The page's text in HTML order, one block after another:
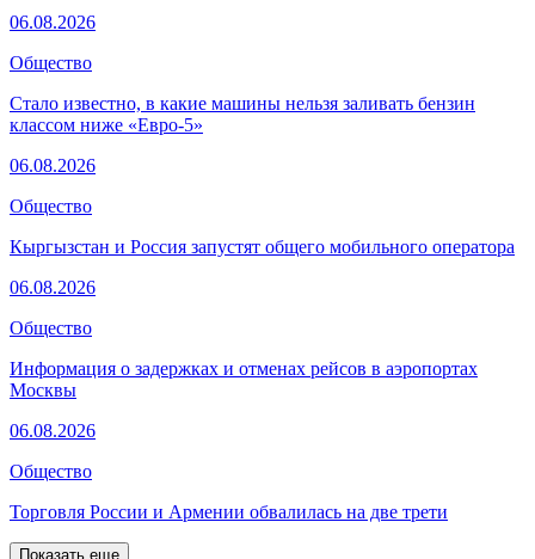
06.08.2026
Общество
Стало известно, в какие машины нельзя заливать бензин
классом ниже «Евро-5»
06.08.2026
Общество
Кыргызстан и Россия запустят общего мобильного оператора
06.08.2026
Общество
Информация о задержках и отменах рейсов в аэропортах
Москвы
06.08.2026
Общество
Торговля России и Армении обвалилась на две трети
Показать еще